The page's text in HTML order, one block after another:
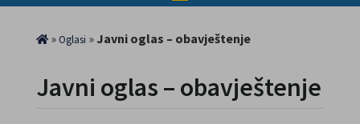
»Oglasi » Javni oglas – obavještenje
Javni oglas – obavještenje